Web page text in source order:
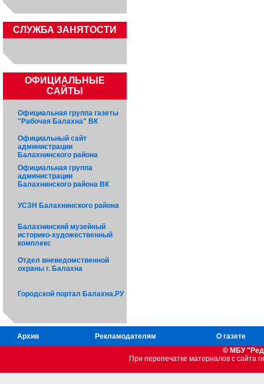
CЛУЖБА ЗАНЯТОСТИ
ОФИЦИАЛЬНЫЕ
САЙТЫ
Официальная группа газеты
"Рабочая Балахна" ВК
Официальный сайт
администрации
Балахнинского района
Официальная группа
администрации
Балахнинского района ВК
УСЗН Балахнинского района
Балахнинский музейный
историко-художественный
комплекс
Отдел вневедомственной
охраны г. Балахна
Городской портал Балахна.РУ
Архив Рекламодателям
О газете
© МБУ
При перепечатке материалов c сайта